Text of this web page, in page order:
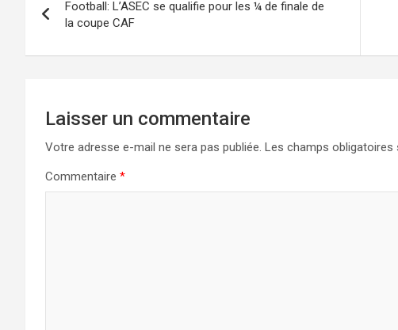
de
l’article
Football: L’ASEC se qualifie pour les ¼ de finale de
la coupe CAF
Laisser un commentaire
Votre adresse e-mail ne sera pas publiée. Les champs obligatoires
Commentaire *